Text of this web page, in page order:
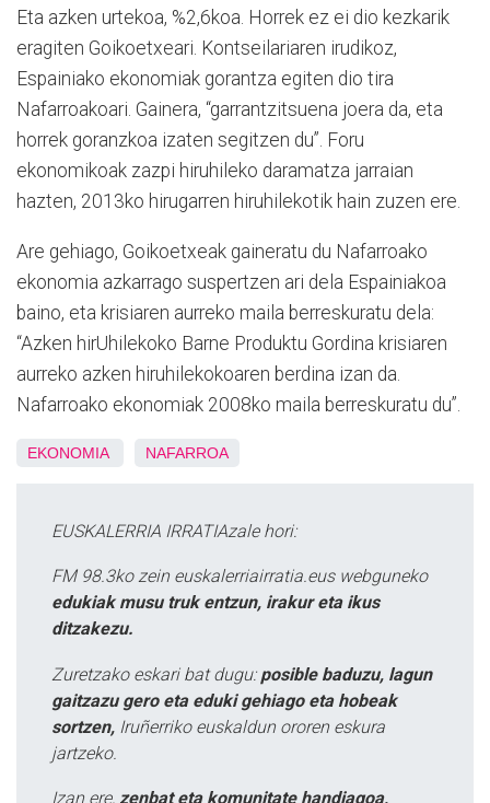
Eta azken urtekoa, %2,6koa. Horrek ez ei dio kezkarik
eragiten Goikoetxeari. Kontseilariaren irudikoz,
Espainiako ekonomiak gorantza egiten dio tira
Nafarroakoari. Gainera, “garrantzitsuena joera da, eta
horrek goranzkoa izaten segitzen du”. Foru
ekonomikoak zazpi hiruhileko daramatza jarraian
hazten, 2013ko hirugarren hiruhilekotik hain zuzen ere.
Are gehiago, Goikoetxeak gaineratu du Nafarroako
ekonomia azkarrago suspertzen ari dela Espainiakoa
baino, eta krisiaren aurreko maila berreskuratu dela:
“Azken hirUhilekoko Barne Produktu Gordina krisiaren
aurreko azken hiruhilekokoaren berdina izan da.
Nafarroako ekonomiak 2008ko maila berreskuratu du”.
EKONOMIA NAFARROA
EUSKALERRIA IRRATIAzale hori:
FM 98.3ko zein euskalerriairratia.eus webguneko
edukiak musu truk entzun, irakur eta ikus
ditzakezu.
Zuretzako eskari bat dugu: posible baduzu, lagun
gaitzazu gero eta eduki gehiago eta hobeak
sortzen, Iruñerriko euskaldun ororen eskura
jartzeko.
Izan ere, zenbat eta komunitate handiagoa,